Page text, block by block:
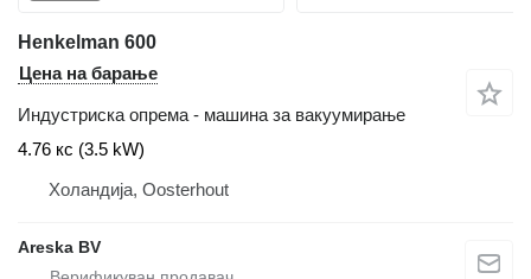
Henkelman 600
Цена на барање
Индустриска опрема - машина за вакуумирање
4.76 кс (3.5 kW)
Холандија, Oosterhout
Areska BV